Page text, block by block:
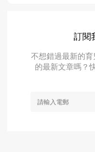
訂閱
不想錯過最新的
的最新文章嗎？